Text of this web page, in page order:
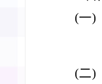
(一)
(二)